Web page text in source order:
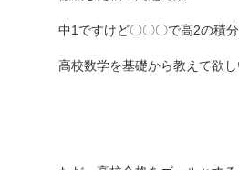
中1ですけど〇〇〇で高2の積
高校数学を基礎から教えて欲